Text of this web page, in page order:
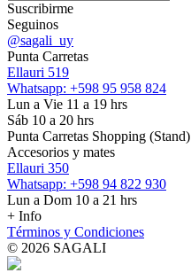
Suscribirme
Seguinos
@sagali_uy
Punta Carretas
Ellauri 519
Whatsapp: +598 95 958 824
Lun a Vie 11 a 19 hrs
Sáb 10 a 20 hrs
Punta Carretas Shopping (Stand)
Accesorios y mates
Ellauri 350
Whatsapp: +598 94 822 930
Lun a Dom 10 a 21 hrs
+ Info
Términos y Condiciones
© 2026 SAGALI